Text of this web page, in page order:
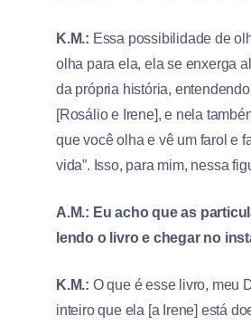
K.M.: Essa possibilidade de
olha para ela, ela se enxerga
da própria história,
[Rosálio e Irene], e nela
que você olha e vê um farol e
vida”. Isso, para mim, nessa
A.M.: Eu acho que as
lendo o livro e chegar no
K.M.: O que é esse livro, meu
inteiro que ela [a Irene] está